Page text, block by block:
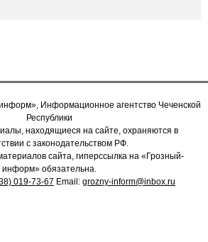
Информационное агентство Чеченской
Республики
находящиеся на сайте, охраняются в
с законодательством РФ.
сайта, гиперссылка на «Грозный-
информ» обязательна.
019-73-67 Email: grozny-inform@inbox.ru